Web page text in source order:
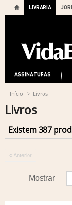
LIVRARIA
ASSINATURAS
Início > Livros
Livros
Existem 387
« Anterior
Mostrar